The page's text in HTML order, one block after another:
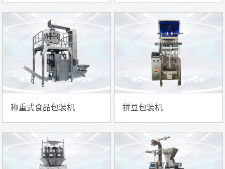
称重式食品包装机 拼豆包装机